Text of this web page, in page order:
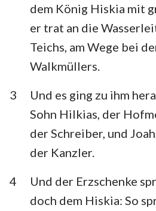
Daniel
Obadja
Micha
Habakuk
dem König Hiskia mit
er trat an die
Teichs, am Wege bei
Walkmüllers.
3
Und es ging zu ihm
Sohn Hilkias, der
der Schreiber, und
der Kanzler.
4
Und der Erzschenke
doch dem Hiskia: So